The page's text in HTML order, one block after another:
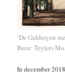
‘De Galderyen
Bron: Teylers
In december